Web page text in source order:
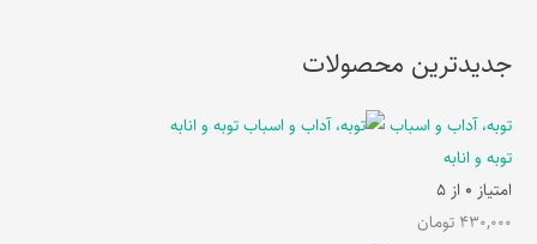
جدیدترین محصولات
توبه، آداب و اسباب
توبه و انابه
امتیاز 0 از 5
430,000 تومان